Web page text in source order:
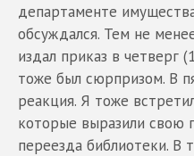
департаменте
обсуждался. Тем не
издал приказ в четверг
тоже был сюрпризом. В
реакция. Я тоже
которые выразили свою
переезда библиотеки. В